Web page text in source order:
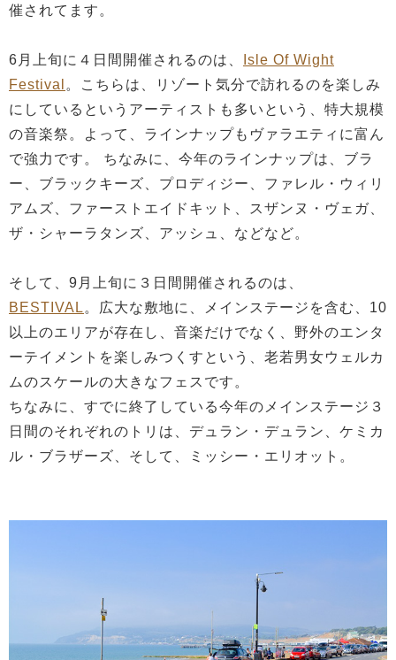
催されてます。
6月上旬に４日間開催されるのは、
Isle Of Wight
Festival 。こちらは、リゾート気分で訪れるのを楽しみ
にしているというアーティストも多いという、特大規模
の音楽祭。よって、ラインナップもヴァラエティに富ん
で強力です。 ちなみに、今年のラインナップは、ブラ
ー、ブラックキーズ、プロディジー、ファレル・ウィリ
アムズ、ファーストエイドキット、スザンヌ・ヴェガ、
ザ・シャーラタンズ、アッシュ、などなど。
そして、9月上旬に３日間開催されるのは、
BESTIVAL。広大な敷地に、メインステージを含む、10
以上のエリアが存在し、音楽だけでなく、野外のエンタ
ーテイメントを楽しみつくすという、老若男女ウェルカ
ムのスケールの大きなフェスです。
ちなみに、すでに終了している今年のメインステージ３
日間のそれぞれのトリは、デュラン・デュラン、ケミカ
ル・ブラザーズ、そして、ミッシー・エリオット。